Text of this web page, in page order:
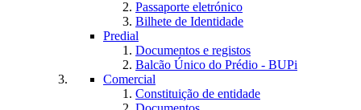
Passaporte eletrónico
Bilhete de Identidade
Predial
Documentos e registos
Balcão Único do Prédio - BUPi
Comercial
Constituição de entidade